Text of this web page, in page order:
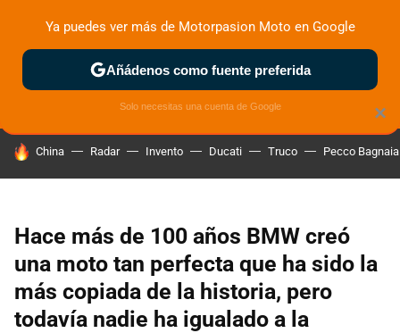
ZONA DE PRUEBAS DEPORTIVAS MOTOS ELÉCTRICAS
HOY SE HABLA DE
China Radar Invento Ducati Truco Pecco Bagnaia
Hace más de 100 años BMW creó
una moto tan perfecta que ha sido la
más copiada de la historia, pero
todavía nadie ha igualado a la
×
Ya puedes ver más de Motorpasion Moto en Google
Añádenos como fuente preferida
Solo necesitas una cuenta de Google